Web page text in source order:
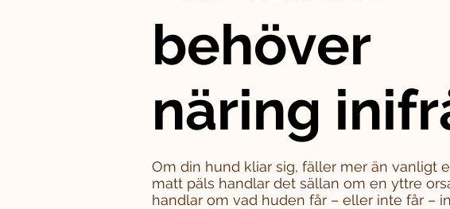
behöver
näring
Om din hund kliar sig, fäller mer än vanligt
matt päls handlar det sällan om en yttre
handlar om vad huden får – eller inte får –